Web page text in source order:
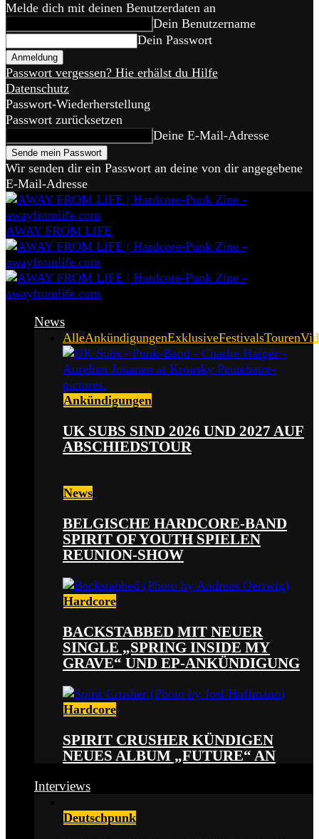
Melde dich mit deinen Benutzerdaten an
Dein Benutzername
Dein Passwort
Passwort vergessen? Hie erhälst du Hilfe
Datenschutz
Passwort-Wiederherstellung
Passwort zurücksetzen
Deine E-Mail-Adresse
Wir senden dir ein Passwort an deine von dir angegebene
E-Mail-Adresse
AWAY FROM LIFE
News
AlleAnkündigungenExklusiveFestivalsTouren
Ankündigungen
UK SUBS SIND 2026 UND 2027 AUF
ABSCHIEDSTOUR
News
BELGISCHE HARDCORE-BAND
SPIRIT OF YOUTH SPIELEN
REUNION-SHOW
Hardcore
BACKSTABBED MIT NEUER
SINGLE „SPRING INSIDE MY
GRAVE“ UND EP-ANKÜNDIGUNG
Hardcore
SPIRIT CRUSHER KÜNDIGEN
NEUES ALBUM „FUTURE“ AN
Interviews
Deutschpunk